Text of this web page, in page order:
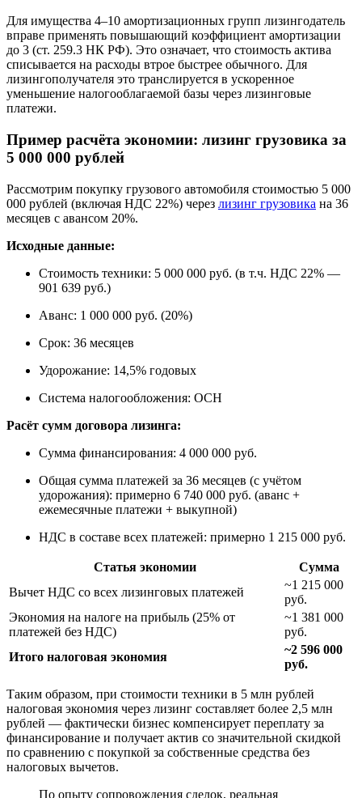
Для имущества 4–10 амортизационных групп лизингодатель
вправе применять повышающий коэффициент амортизации
до 3 (ст. 259.3 НК РФ). Это означает, что стоимость актива
списывается на расходы втрое быстрее обычного. Для
лизингополучателя это транслируется в ускоренное
уменьшение налогооблагаемой базы через лизинговые
платежи.
Пример расчёта экономии: лизинг грузовика за
5 000 000 рублей
Рассмотрим покупку грузового автомобиля стоимостью 5 000
000 рублей (включая НДС 22%) через лизинг грузовика на 36
месяцев с авансом 20%.
Исходные данные:
Стоимость техники: 5 000 000 руб. (в т.ч. НДС 22% —
901 639 руб.)
Аванс: 1 000 000 руб. (20%)
Срок: 36 месяцев
Удорожание: 14,5% годовых
Система налогообложения: ОСН
Расёт сумм договора лизинга:
Сумма финансирования: 4 000 000 руб.
Общая сумма платежей за 36 месяцев (с учётом
удорожания): примерно 6 740 000 руб. (аванс +
ежемесячные платежи + выкупной)
НДС в составе всех платежей: примерно 1 215 000 руб.
Статья экономии
Сумма
Вычет НДС со всех лизинговых платежей
~1 215 000
руб.
Экономия на налоге на прибыль (25% от
платежей без НДС)
~1 381 000
руб.
Итого налоговая экономия
~2 596 000
руб.
Таким образом, при стоимости техники в 5 млн рублей
налоговая экономия через лизинг составляет более 2,5 млн
рублей — фактически бизнес компенсирует переплату за
финансирование и получает актив со значительной скидкой
по сравнению с покупкой за собственные средства без
налоговых вычетов.
По опыту сопровождения сделок, реальная